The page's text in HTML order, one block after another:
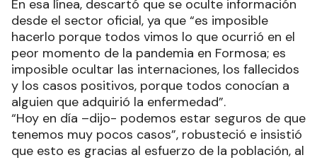
En esa línea, descartó que se oculte información
desde el sector oficial, ya que “es imposible
hacerlo porque todos vimos lo que ocurrió en el
peor momento de la pandemia en Formosa; es
imposible ocultar las internaciones, los fallecidos
y los casos positivos, porque todos conocían a
alguien que adquirió la enfermedad”.
“Hoy en día –dijo- podemos estar seguros de que
tenemos muy pocos casos”, robusteció e insistió
que esto es gracias al esfuerzo de la población, al